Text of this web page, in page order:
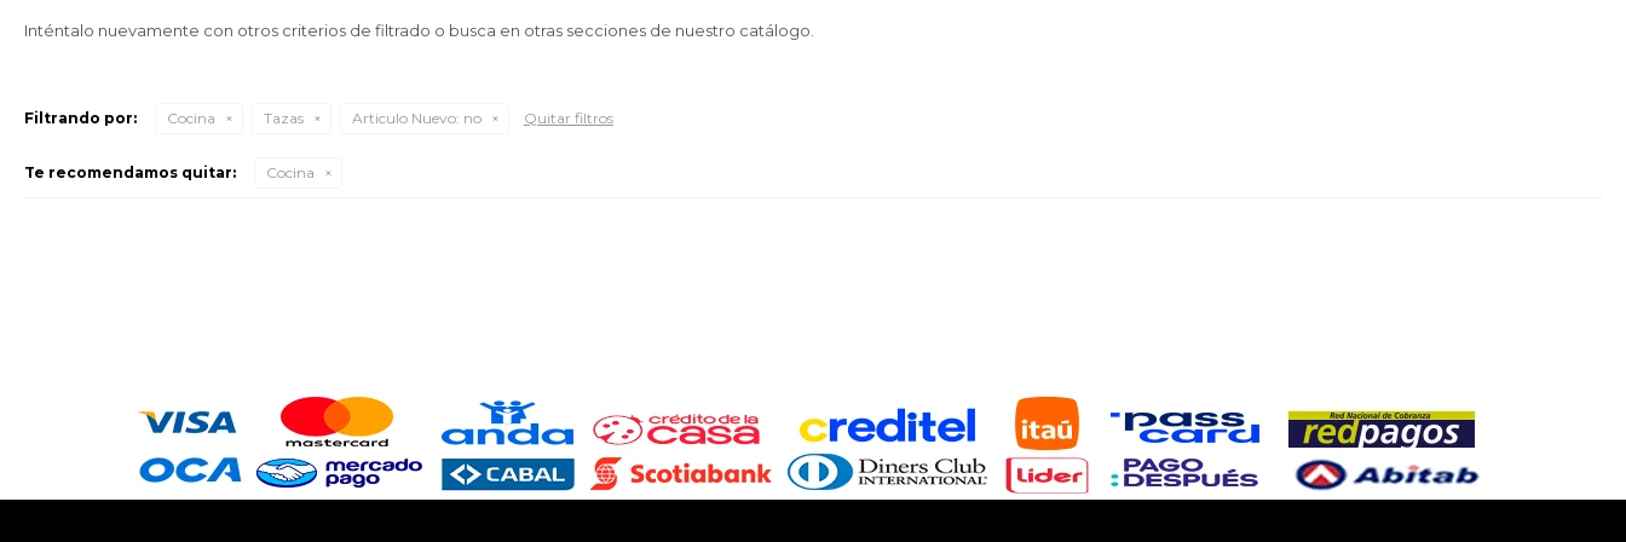
Inténtalo nuevamente con otros criterios de filtrado o busca en otras secciones de nuestro catálogo.
Filtrando por: Cocina Tazas Articulo Nuevo: no Quitar filtros
Te recomendamos quitar: Cocina